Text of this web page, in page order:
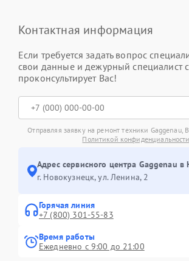
Контактная информация
Если требуется задать вопрос
свои данные и дежурный специалист
проконсультирует Вас!
Отправляя заявку на ремонт техники Gaggenau,
Политикой конфиденциальности
Адрес сервисного центра Gaggenau в
г. Новокузнецк, ул. Ленина, 2
Горячая линия
+7 (800) 301-55-83
Время работы
Ежедневно с 9:00 до 21:00